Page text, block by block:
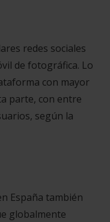
redes sociales
de fotográfica. Lo
con mayor
parte, con entre
según la
España también
globalmente